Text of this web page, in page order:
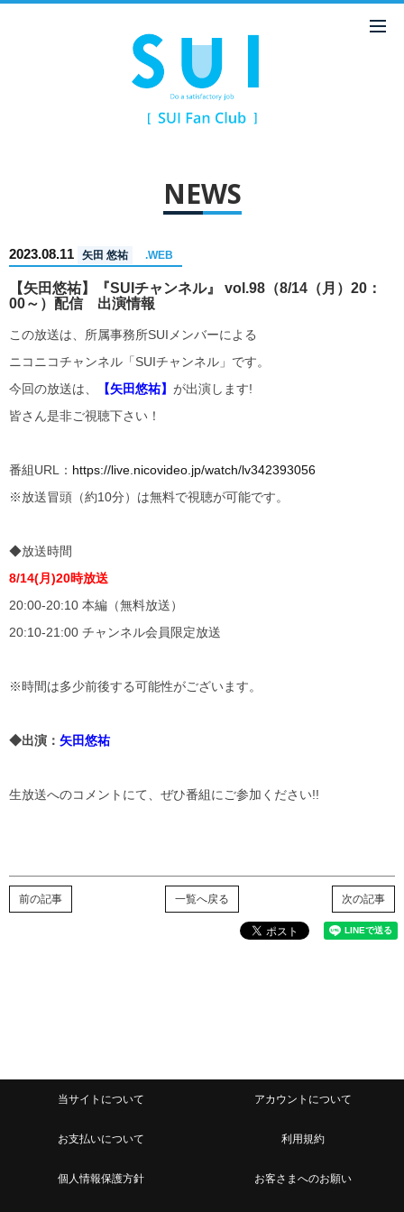
NEWS
2023.08.11 矢田 悠祐 .WEB
【矢田悠祐】『SUIチャンネル』 vol.98（8/14（月）20：
00～）配信 出演情報
この放送は、所属事務所SUIメンバーによる
ニコニコチャンネル「SUIチャンネル」です。
今回の放送は、
【矢田悠祐】 が出演します!
皆さん是非ご視聴下さい！
番組URL： https://live.nicovideo.jp/watch/lv342393056
※放送冒頭（約10分）は無料で視聴が可能です。
◆放送時間
8/14(月)20時放送
20:00-20:10 本編（無料放送）
20:10-21:00 チャンネル会員限定放送
※時間は多少前後する可能性がございます。
◆出演： 矢田悠祐
生放送へのコメントにて、ぜひ番組にご参加ください!!
次の記事
一覧へ戻る
前の記事
当サイトについて アカウントについて
お支払いについて 利用規約
個人情報保護方針 お客さまへのお願い